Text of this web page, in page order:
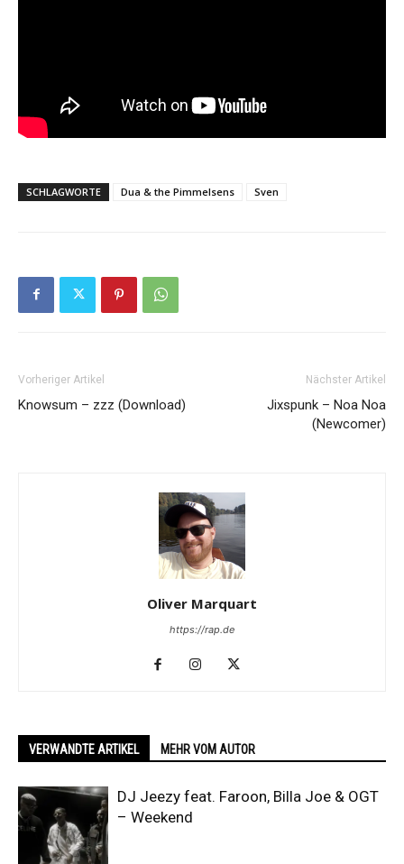
SCHLAGWORTE Dua & the Pimmelsens Sven
Vorheriger Artikel
Knowsum – zzz (Download)
Nächster Artikel
Jixspunk – Noa Noa
(Newcomer)
Oliver Marquart
https://rap.de
VERWANDTE ARTIKEL MEHR VOM AUTOR
DJ Jeezy feat. Faroon, Billa Joe & OGT
– Weekend